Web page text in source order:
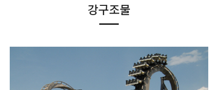
강구조물